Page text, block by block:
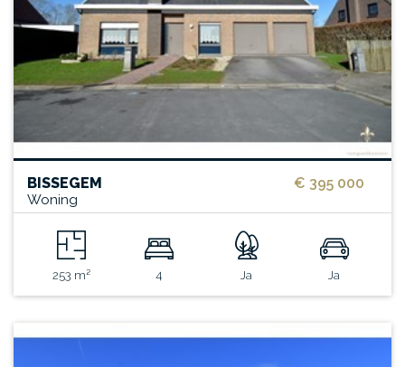
€ 395 000
BISSEGEM
Woning
253 m² 4 Ja Ja